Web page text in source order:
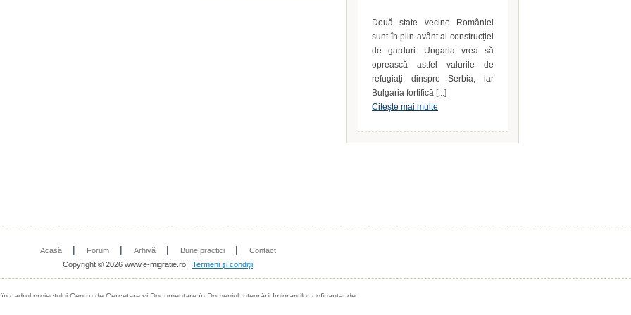
Bulgaria fortifică [...]
Citeşte mai multe
Acasă | Forum | Arhivă | Bune practici |
Contact
Copyright © 2026 www.e-migratie.ro | Termeni şi condiţii
în cadrul proiectului Centru de Cercetare şi Documentare în Domeniul Integrării Imigranţilor cofinanţat de